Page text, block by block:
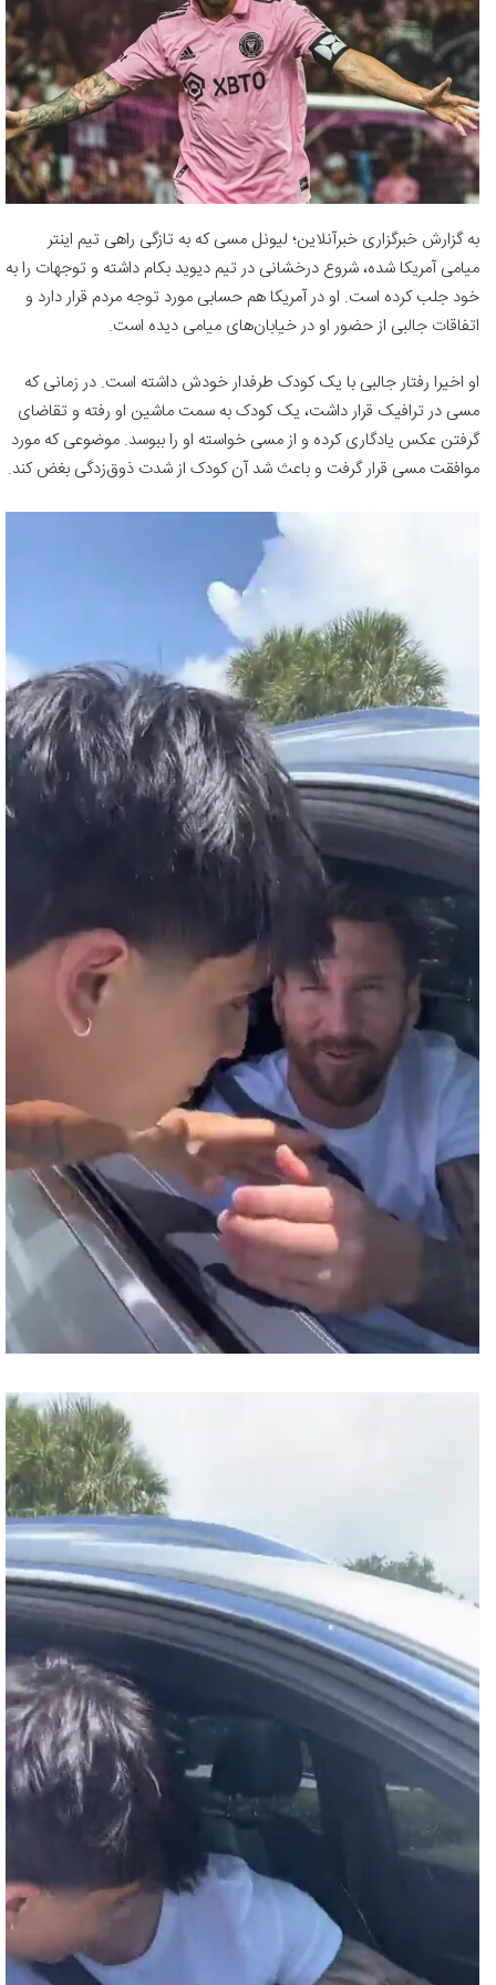
به گزارش خبرگزاری خبرآنلاین؛ لیونل مسی که به تازگی راهی تیم اینتر
میامی آمریکا شده، شروع درخشانی در تیم دیوید بکام داشته و توجهات را به
خود جلب کرده است. او در آمریکا هم حسابی مورد توجه مردم قرار دارد و
اتفاقات جالبی از حضور او در خیابان‌های میامی دیده است.
او اخیرا رفتار جالبی با یک کودک طرفدار خودش داشته است. در زمانی که
مسی در ترافیک قرار داشت، یک کودک به سمت ماشین او رفته و تقاضای
گرفتن عکس یادگاری کرده و از مسی خواسته او را ببوسد. موضوعی که مورد
موافقت مسی قرار گرفت و باعث شد آن کودک از شدت ذوق‌زدگی بغض کند.